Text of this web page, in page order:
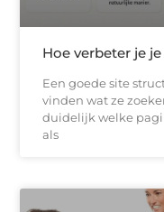
Hoe verbeter je
Een goede site
vinden wat ze
duidelijk welke
als